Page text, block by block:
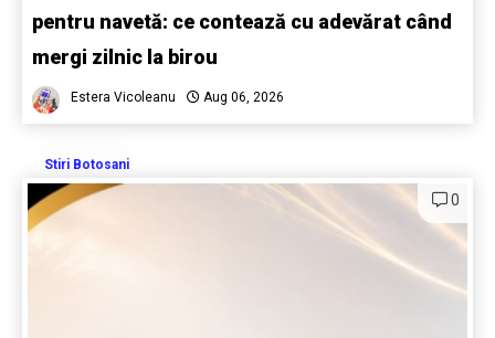
pentru navetă: ce contează cu adevărat când
mergi zilnic la birou
Estera Vicoleanu Aug 06, 2026
Stiri Botosani
0